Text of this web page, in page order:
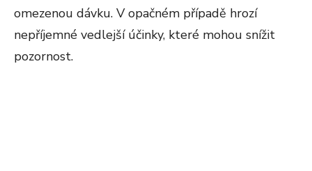
omezenou dávku. V opačném případě hrozí
nepříjemné vedlejší účinky, které mohou snížit
pozornost.